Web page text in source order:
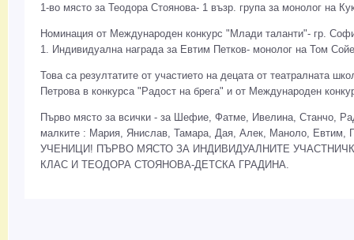
1-во място за Теодора Стоянова- 1 възр. група за монолог на
Номинация от Международен конкурс "Млади таланти"- гр.
1. Индивидуална награда за Евтим Петков- монолог на Том
Това са резултатите от участието на децата от театралната
Петрова в конкурса "Радост на брега" и от Международен
Първо място за всички - за Шефие, Фатме, Ивелина, Станчо,
малките : Мария, Янислав, Тамара, Дая, Алек, Маноло,
УЧЕНИЦИ! ПЪРВО МЯСТО ЗА ИНДИВИДУАЛНИТЕ
КЛАС И ТЕОДОРА СТОЯНОВА-ДЕТСКА ГРАДИНА.